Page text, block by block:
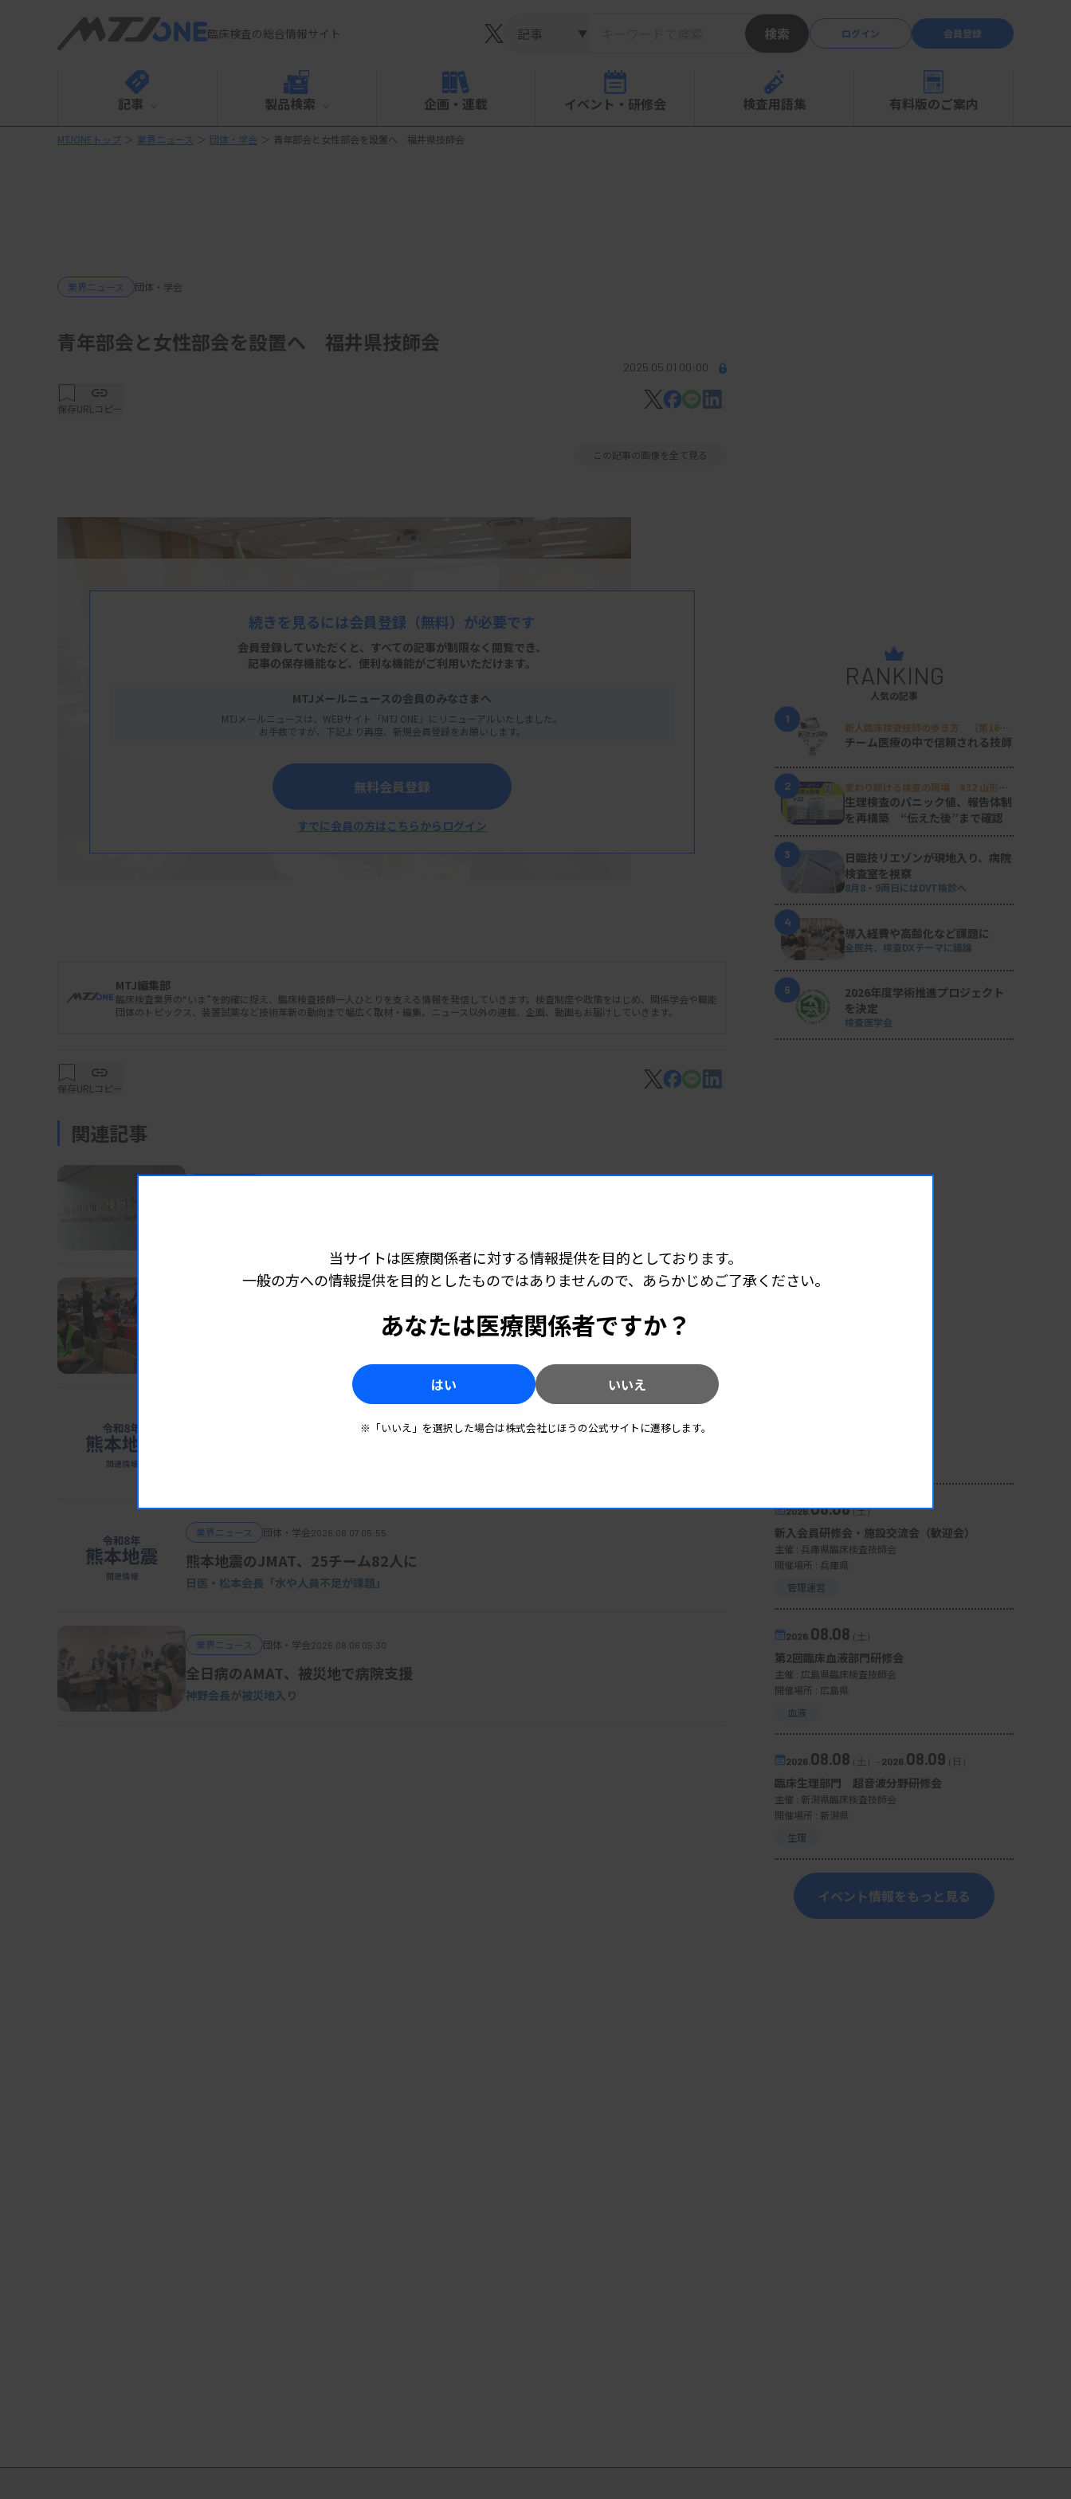
臨床検査の総合情報サイト ▼ 検索 ログイン 会員登録
記事 製品検索 企画・連載 イベント・研修会 検査用語集 有料版のご案内
MTJONEトップ ＞ 業界ニュース ＞ 団体・学会 ＞ 青年部会と女性部会を設置へ 福井県技師会
業界ニュース 団体・学会
青年部会と女性部会を設置へ 福井県技師会
2025.05.01 00:00
保存URLコピー
この記事の画像を全て見る
青年部等が提案された総会
福井県臨床検査技師会は4月20日の総会で、青年部会と女性部会の設置を決めた。人材
2026年度から本格的な活動を開始する方向だ。
想で、学術活動をリードできる人材育成にもつなげたい考えだ。
一方、女性部会では、女性特有の課題やワークライフバランスについて意見交換した
り、子ども同伴での研修会企画などを検討する。
福井県技師会は会員約430人で20～30歳代が約4割を占める。
続きを見るには会員登録 （無料）が必要です
会員登録していただくと、すべての記事が制限なく閲覧でき、
記事の保存機能など、便利な機能がご利用いただけます。
MTJメールニュースの会員のみなさまへ
MTJメールニュースは、WEBサイト「MTJ ONE」にリニューアルいたしました。
お手数ですが、下記より再度、新規会員登録をお願いします。
無料会員登録
すでに会員の方はこちらからログイン
MTJ編集部
臨床検査業界の“いま”を的確に捉え、臨床検査技師一人ひとりを支える情報を発信していきます。検査制度や政策をはじめ、関係学会や職能
団体のトピックス、装置試薬など技術革新の動向まで幅広く取材・編集。ニュース以外の連載、企画、動画もお届けしていきます。
保存URLコピー
関連記事
日臨技、被災2病院に検査技師派遣
業界ニュース 団体・学会2026.08.07 05:55
熊本地震のJMAT、25チーム82人に
日医・松本会長「水や人員不足が課題」
業界ニュース 団体・学会2026.08.06 05:30
全日病のAMAT、被災地で病院支援
神野会長が被災地入り
RANKING
人気の記事
1
新人臨床検査技師の歩き方 ［第16
回］
チーム医療の中で信頼される技師
2
変わり続ける検査の現場 #32 山形済
生病院
生理検査のパニック値、報告体制
を再構築 “伝えた後”まで確認
3
日臨技リエゾンが現地入り、病院
検査室を視察
8月8・9両日にはDVT検診へ
4
導入経費や高齢化など課題に
全医共、検査DXテーマに議論
5
2026年度学術推進プロジェクト
を決定
検査医学会
2026.08.08（土）
新入会員研修会・施設交流会（歓迎会）
主催 : 兵庫県臨床検査技師会
開催場所 : 兵庫県
管理運営
2026. 08.08（土）
第2回臨床血液部門研修会
主催 : 広島県臨床検査技師会
開催場所 : 広島県
血液
2026. 08.08（土） - 2026. 08.09 （日）
臨床生理部門 超音波分野研修会
主催 : 新潟県臨床検査技師会
開催場所 : 新潟県
生理
イベント情報をもっと見る
当サイトは医療関係者に対する情報提供を目的としております。
一般の方への情報提供を目的としたものではありませんので、あらかじめご了承ください。
あなたは医療関係者ですか？
はい いいえ
※「いいえ」を選択した場合は株式会社じほうの公式サイトに遷移します。